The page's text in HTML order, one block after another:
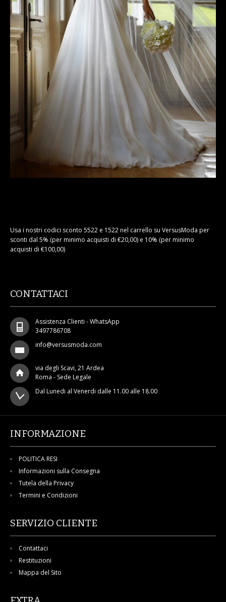
Usa i nostri codici sconto 5522 e 1522 nel carrello su VersusModa per
sconti dal 5% (per minimo acquisti di €20,00) e 10% (per minimo
acquisti di €100,00)
CONTATTACI
Assistenza Clienti - WhatsApp
3497786708
info@versusmoda.com
via degli Scavi, 21 Ardea
Roma - Sede Legale
Dal Lunedi al Venerdi dalle 11.00 alle 18.00
INFORMAZIONE
POLITICA RESI
Informazioni sulla Consegna
Tutela della Privacy
Termini e Condizioni
SERVIZIO CLIENTE
Contattaci
Restituzioni
Mappa del Sito